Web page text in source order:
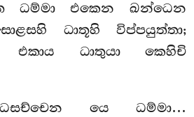
ධම්මා එකෙන ඛන්ධෙන
ධාතූහි විප්පයුත්තා;
එකාය ධාතුයා කෙහිචි
යෙ ධම්මා…